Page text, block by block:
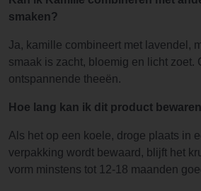
smaken?
Ja, kamille combineert met lavendel,
smaak is zacht, bloemig en licht zoet.
ontspannende theeën.
Hoe lang kan ik dit product
Als het op een koele, droge plaats in
verpakking wordt bewaard, blijft het
vorm minstens tot 12-18 maanden